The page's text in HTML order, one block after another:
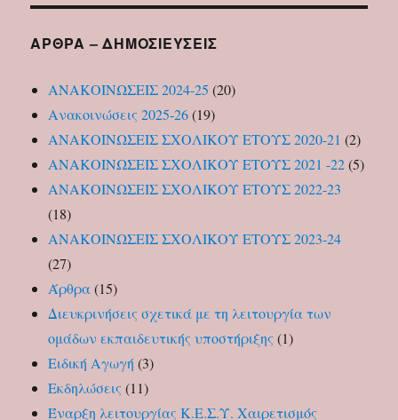
ΑΡΘΡΑ – ΔΗΜΟΣΙΕΥΣΕΙΣ
ΑΝΑΚΟΙΝΩΣΕΙΣ 2024-25 (20)
Ανακοινώσεις 2025-26(19)
ΑΝΑΚΟΙΝΩΣΕΙΣ ΣΧΟΛΙΚΟΥ ΕΤΟΥΣ 2020-21 (2)
ΑΝΑΚΟΙΝΩΣΕΙΣ ΣΧΟΛΙΚΟΥ ΕΤΟΥΣ 2021 -22(5)
ΑΝΑΚΟΙΝΩΣΕΙΣ ΣΧΟΛΙΚΟΥ ΕΤΟΥΣ 2022-23
(18)
ΑΝΑΚΟΙΝΩΣΕΙΣ ΣΧΟΛΙΚΟΥ ΕΤΟΥΣ 2023-24
(27)
Άρθρα(15)
Διευκρινήσεις σχετικά με τη λειτουργία των
ομάδων εκπαιδευτικής υποστήριξης (1)
Ειδική Αγωγή (3)
Εκδηλώσεις (11)
Έναρξη λειτουργίας Κ.Ε.Σ.Υ. Χαιρετισμός